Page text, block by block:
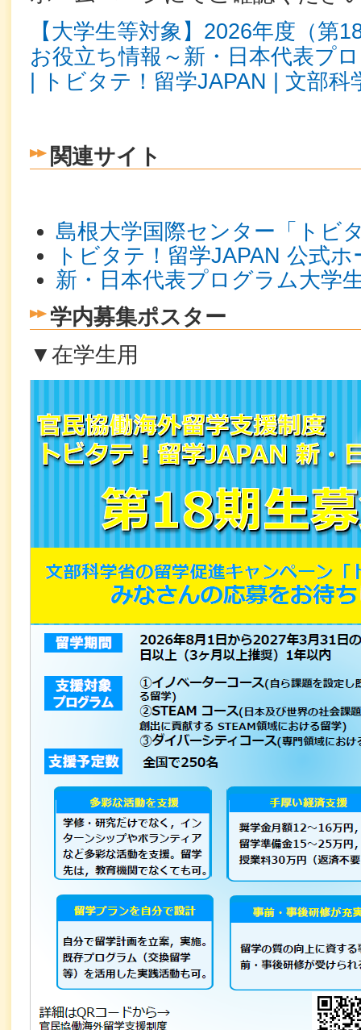
【大学生等対象】2026年度（第
お役立ち情報～新・日本代表プ
| トビタテ！留学JAPAN | 文部科
関連サイト
島根大学国際センター「トビ
トビタテ！留学JAPAN 公式
新・日本代表プログラム大学
学内募集ポスター
▼在学生用